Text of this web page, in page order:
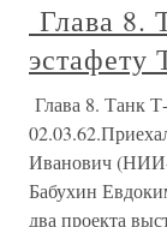
Глава 8.
эстафету
Глава 8. Танк
Иванович (НИИ-
Бабухин
два проекта